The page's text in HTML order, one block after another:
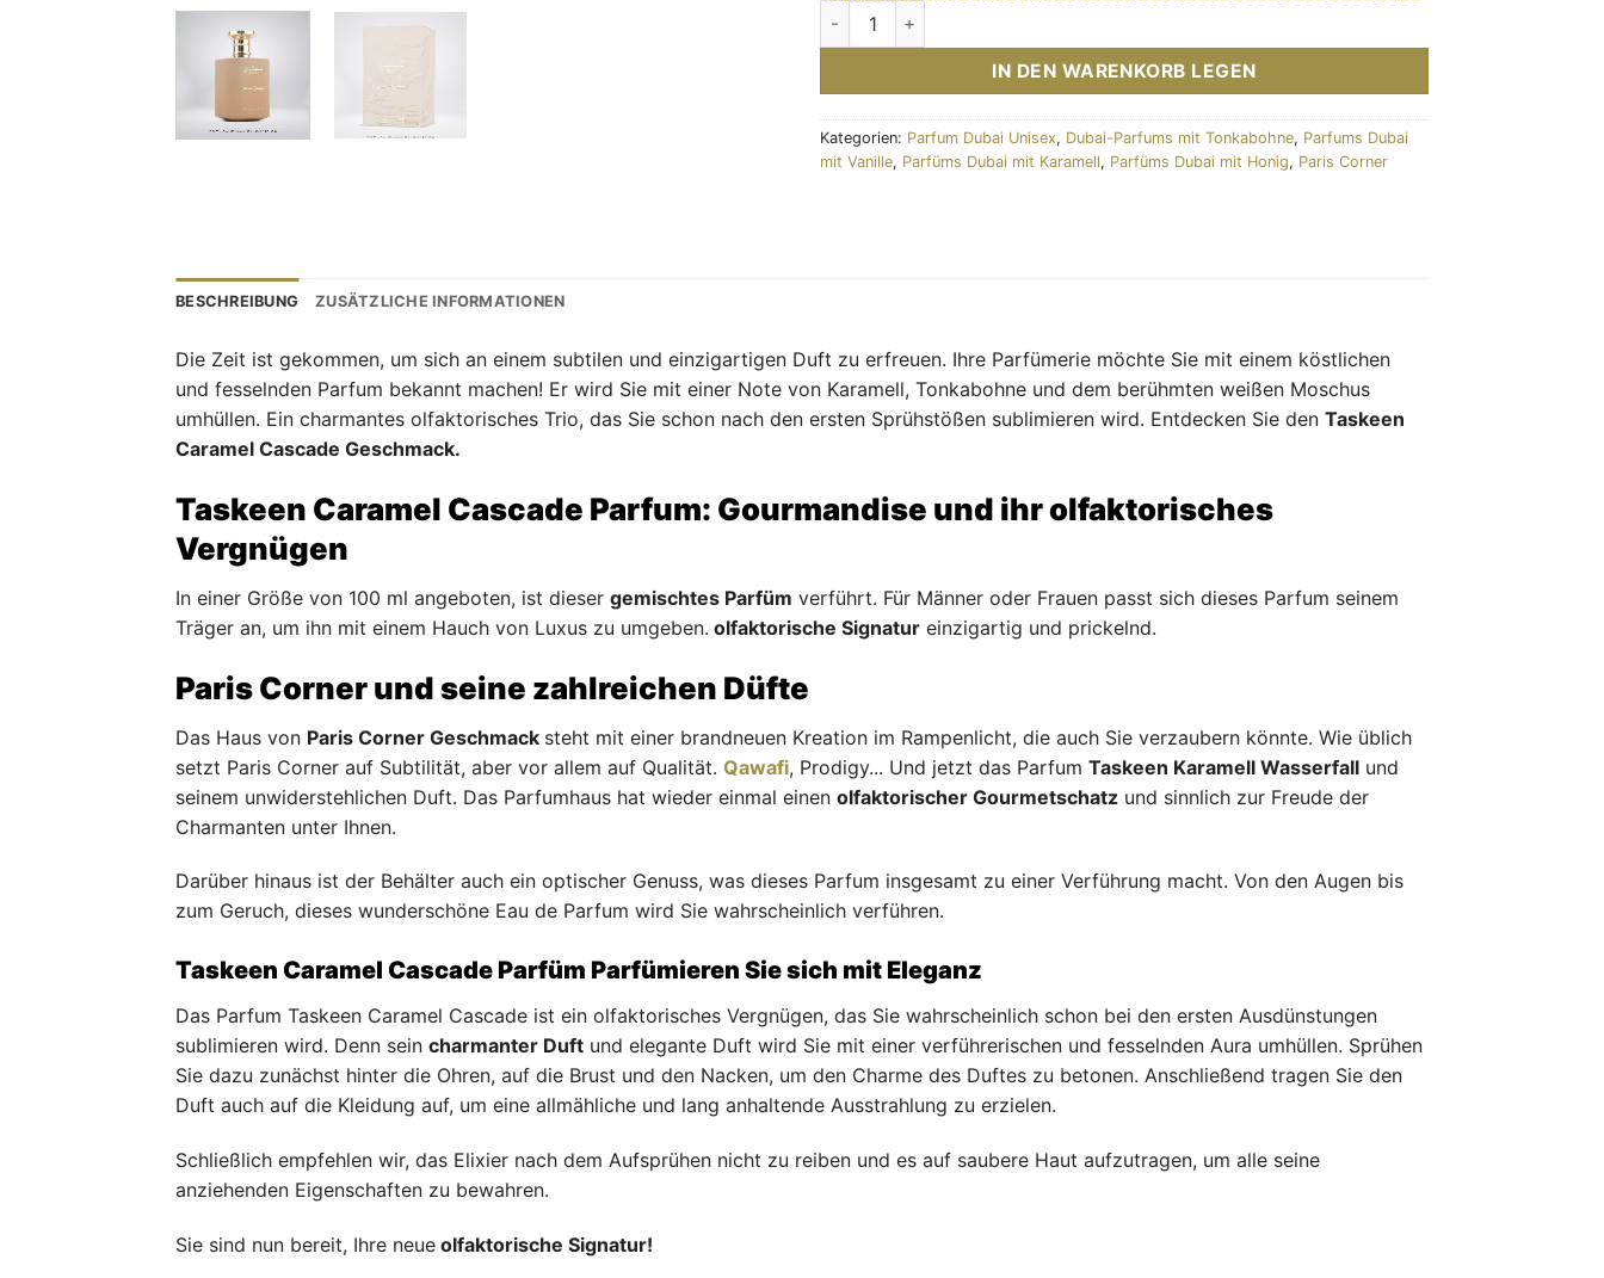
Eau de parfum Taskeen Caramel Cascade 100ml – Paris Corner Menge
IN DEN WARENKORB LEGEN
Kategorien: Parfum Dubai Unisex, Dubai-Parfums mit Tonkabohne, Parfums Dubai
mit Vanille, Parfüms Dubai mit Karamell, Parfüms Dubai mit Honig, Paris Corner
BESCHREIBUNG ZUSÄTZLICHE INFORMATIONEN
Die Zeit ist gekommen, um sich an einem subtilen und einzigartigen Duft zu erfreuen. Ihre Parfümerie möchte Sie mit einem köstlichen
und fesselnden Parfum bekannt machen! Er wird Sie mit einer Note von Karamell, Tonkabohne und dem berühmten weißen Moschus
umhüllen. Ein charmantes olfaktorisches Trio, das Sie schon nach den ersten Sprühstößen sublimieren wird. Entdecken Sie den Taskeen
Caramel Cascade Geschmack.
Taskeen Caramel Cascade Parfum: Gourmandise und ihr olfaktorisches
Vergnügen
In einer Größe von 100 ml angeboten, ist dieser gemischtes Parfüm verführt. Für Männer oder Frauen passt sich dieses Parfum seinem
Träger an, um ihn mit einem Hauch von Luxus zu umgeben. olfaktorische Signatur einzigartig und prickelnd.
Paris Corner und seine zahlreichen Düfte
Das Haus von Paris Corner Geschmack steht mit einer brandneuen Kreation im Rampenlicht, die auch Sie verzaubern könnte. Wie üblich
setzt Paris Corner auf Subtilität, aber vor allem auf Qualität. Qawafi, Prodigy... Und jetzt das Parfum Taskeen Karamell Wasserfall und
seinem unwiderstehlichen Duft. Das Parfumhaus hat wieder einmal einen olfaktorischer Gourmetschatz und sinnlich zur Freude der
Charmanten unter Ihnen.
Darüber hinaus ist der Behälter auch ein optischer Genuss, was dieses Parfum insgesamt zu einer Verführung macht. Von den Augen bis
zum Geruch, dieses wunderschöne Eau de Parfum wird Sie wahrscheinlich verführen.
Taskeen Caramel Cascade Parfüm Parfümieren Sie sich mit Eleganz
Das Parfum Taskeen Caramel Cascade ist ein olfaktorisches Vergnügen, das Sie wahrscheinlich schon bei den ersten Ausdünstungen
sublimieren wird. Denn sein charmanter Duft und elegante Duft wird Sie mit einer verführerischen und fesselnden Aura umhüllen. Sprühen
Sie dazu zunächst hinter die Ohren, auf die Brust und den Nacken, um den Charme des Duftes zu betonen. Anschließend tragen Sie den
Duft auch auf die Kleidung auf, um eine allmähliche und lang anhaltende Ausstrahlung zu erzielen.
Schließlich empfehlen wir, das Elixier nach dem Aufsprühen nicht zu reiben und es auf saubere Haut aufzutragen, um alle seine
anziehenden Eigenschaften zu bewahren.
Sie sind nun bereit, Ihre neue olfaktorische Signatur!